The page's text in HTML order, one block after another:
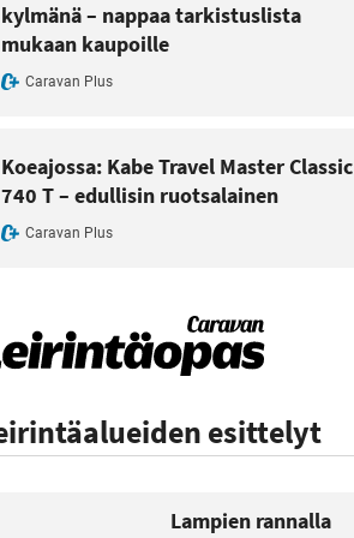
kylmänä – nappaa tarkistuslista
mukaan kaupoille
Caravan Plus
Koeajossa: Kabe Travel Master Classic
740 T – edullisin ruotsalainen
Caravan Plus
esittelyt
Lampien rannalla